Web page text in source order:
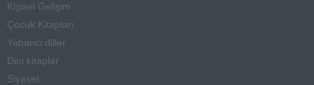
Kişisel Gelişim
Çocuk Kitapları
Yabanci diller
Dini kitaplar
Siyaset